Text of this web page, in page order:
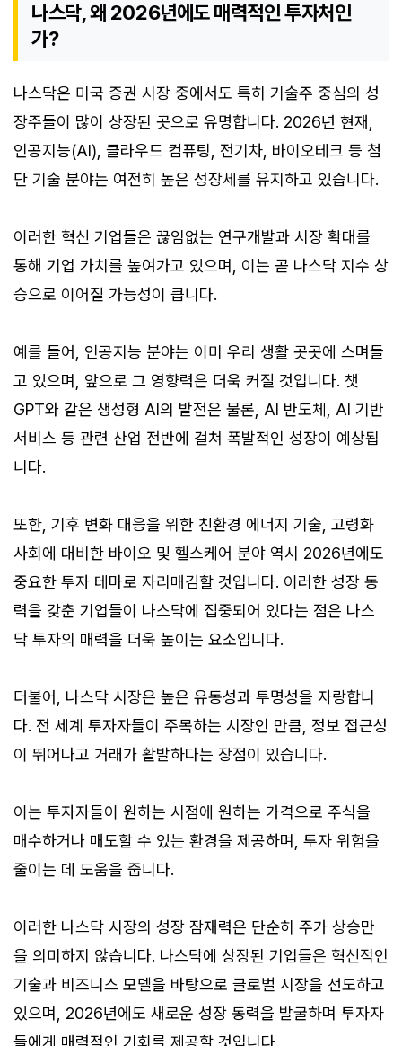
나스닥, 왜 2026년에도 매력적인 투자처인
가?
나스닥은 미국 증권 시장 중에서도 특히 기술주 중심의 성
장주들이 많이 상장된 곳으로 유명합니다. 2026년 현재,
인공지능(AI), 클라우드 컴퓨팅, 전기차, 바이오테크 등 첨
단 기술 분야는 여전히 높은 성장세를 유지하고 있습니다.
이러한 혁신 기업들은 끊임없는 연구개발과 시장 확대를
통해 기업 가치를 높여가고 있으며, 이는 곧 나스닥 지수 상
승으로 이어질 가능성이 큽니다.
예를 들어, 인공지능 분야는 이미 우리 생활 곳곳에 스며들
고 있으며, 앞으로 그 영향력은 더욱 커질 것입니다. 챗
GPT와 같은 생성형 AI의 발전은 물론, AI 반도체, AI 기반
서비스 등 관련 산업 전반에 걸쳐 폭발적인 성장이 예상됩
니다.
또한, 기후 변화 대응을 위한 친환경 에너지 기술, 고령화
사회에 대비한 바이오 및 헬스케어 분야 역시 2026년에도
중요한 투자 테마로 자리매김할 것입니다. 이러한 성장 동
력을 갖춘 기업들이 나스닥에 집중되어 있다는 점은 나스
닥 투자의 매력을 더욱 높이는 요소입니다.
더불어, 나스닥 시장은 높은 유동성과 투명성을 자랑합니
다. 전 세계 투자자들이 주목하는 시장인 만큼, 정보 접근성
이 뛰어나고 거래가 활발하다는 장점이 있습니다.
이는 투자자들이 원하는 시점에 원하는 가격으로 주식을
매수하거나 매도할 수 있는 환경을 제공하며, 투자 위험을
줄이는 데 도움을 줍니다.
이러한 나스닥 시장의 성장 잠재력은 단순히 주가 상승만
을 의미하지 않습니다. 나스닥에 상장된 기업들은 혁신적인
기술과 비즈니스 모델을 바탕으로 글로벌 시장을 선도하고
있으며, 2026년에도 새로운 성장 동력을 발굴하며 투자자
들에게 매력적인 기회를 제공할 것입니다.